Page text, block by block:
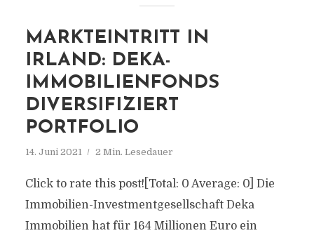
MARKTEINTRITT IN
IRLAND: DEKA-
IMMOBILIENFONDS
DIVERSIFIZIERT
PORTFOLIO
14. Juni 2021 2 Min. Lesedauer
Click to rate this post![Total: 0 Average: 0] Die
Immobilien-Investmentgesellschaft Deka
Immobilien hat für 164 Millionen Euro ein